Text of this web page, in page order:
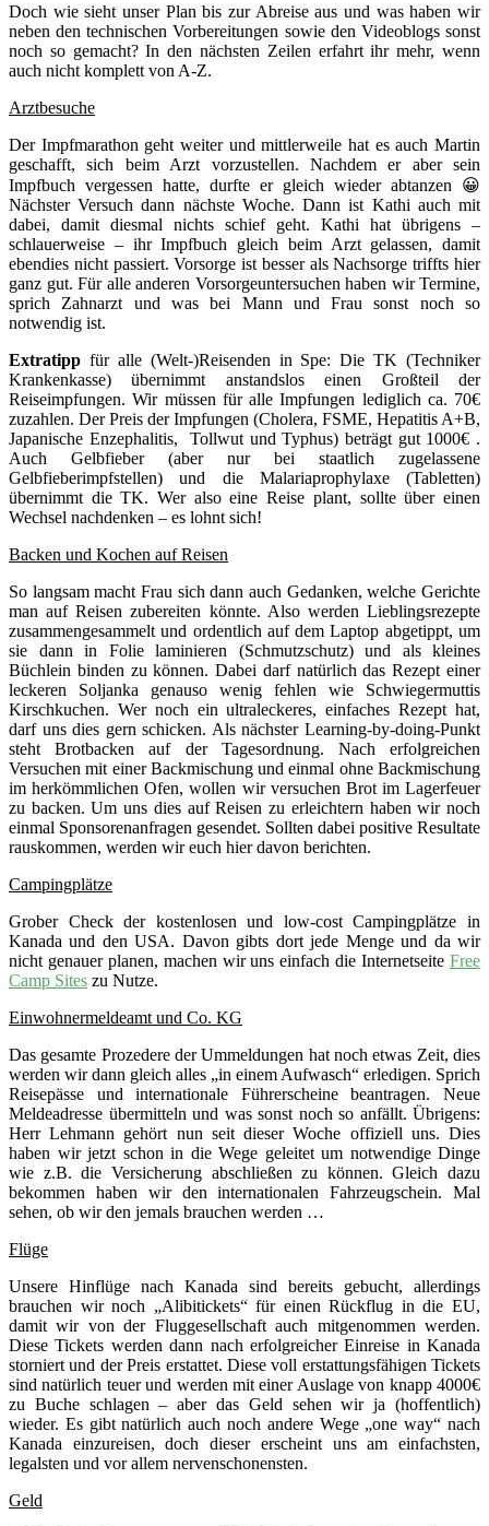
Doch wie sieht unser Plan bis zur Abreise aus und was haben wir
neben den technischen Vorbereitungen sowie den Videoblogs sonst
noch so gemacht? In den nächsten Zeilen erfahrt ihr mehr, wenn
auch nicht komplett von A-Z.
Arztbesuche
Der Impfmarathon geht weiter und mittlerweile hat es auch Martin
geschafft, sich beim Arzt vorzustellen. Nachdem er aber sein
Impfbuch vergessen hatte, durfte er gleich wieder abtanzen 😀
Nächster Versuch dann nächste Woche. Dann ist Kathi auch mit
dabei, damit diesmal nichts schief geht. Kathi hat übrigens –
schlauerweise – ihr Impfbuch gleich beim Arzt gelassen, damit
ebendies nicht passiert. Vorsorge ist besser als Nachsorge triffts hier
ganz gut. Für alle anderen Vorsorgeuntersuchen haben wir Termine,
sprich Zahnarzt und was bei Mann und Frau sonst noch so
notwendig ist.
Extratipp für alle (Welt-)Reisenden in Spe: Die TK (Techniker
Krankenkasse) übernimmt anstandslos einen Großteil der
Reiseimpfungen. Wir müssen für alle Impfungen lediglich ca. 70€
zuzahlen. Der Preis der Impfungen (Cholera, FSME, Hepatitis A+B,
Japanische Enzephalitis, Tollwut und Typhus) beträgt gut 1000€ .
Auch Gelbfieber (aber nur bei staatlich zugelassene
Gelbfieberimpfstellen) und die Malariaprophylaxe (Tabletten)
übernimmt die TK. Wer also eine Reise plant, sollte über einen
Wechsel nachdenken – es lohnt sich!
Backen und Kochen auf Reisen
So langsam macht Frau sich dann auch Gedanken, welche Gerichte
man auf Reisen zubereiten könnte. Also werden Lieblingsrezepte
zusammengesammelt und ordentlich auf dem Laptop abgetippt, um
sie dann in Folie laminieren (Schmutzschutz) und als kleines
Büchlein binden zu können. Dabei darf natürlich das Rezept einer
leckeren Soljanka genauso wenig fehlen wie Schwiegermuttis
Kirschkuchen. Wer noch ein ultraleckeres, einfaches Rezept hat,
darf uns dies gern schicken. Als nächster Learning-by-doing-Punkt
steht Brotbacken auf der Tagesordnung. Nach erfolgreichen
Versuchen mit einer Backmischung und einmal ohne Backmischung
im herkömmlichen Ofen, wollen wir versuchen Brot im Lagerfeuer
zu backen. Um uns dies auf Reisen zu erleichtern haben wir noch
einmal Sponsorenanfragen gesendet. Sollten dabei positive Resultate
rauskommen, werden wir euch hier davon berichten.
Campingplätze
Grober Check der kostenlosen und low-cost Campingplätze in
Kanada und den USA. Davon gibts dort jede Menge und da wir
nicht genauer planen, machen wir uns einfach die Internetseite Free
Camp Sites zu Nutze.
Einwohnermeldeamt und Co. KG
Das gesamte Prozedere der Ummeldungen hat noch etwas Zeit, dies
werden wir dann gleich alles „in einem Aufwasch“ erledigen. Sprich
Reisepässe und internationale Führerscheine beantragen. Neue
Meldeadresse übermitteln und was sonst noch so anfällt. Übrigens:
Herr Lehmann gehört nun seit dieser Woche offiziell uns. Dies
haben wir jetzt schon in die Wege geleitet um notwendige Dinge
wie z.B. die Versicherung abschließen zu können. Gleich dazu
bekommen haben wir den internationalen Fahrzeugschein. Mal
sehen, ob wir den jemals brauchen werden …
Flüge
Unsere Hinflüge nach Kanada sind bereits gebucht, allerdings
brauchen wir noch „Alibitickets“ für einen Rückflug in die EU,
damit wir von der Fluggesellschaft auch mitgenommen werden.
Diese Tickets werden dann nach erfolgreicher Einreise in Kanada
storniert und der Preis erstattet. Diese voll erstattungsfähigen Tickets
sind natürlich teuer und werden mit einer Auslage von knapp 4000€
zu Buche schlagen – aber das Geld sehen wir ja (hoffentlich)
wieder. Es gibt natürlich auch noch andere Wege „one way“ nach
Kanada einzureisen, doch dieser erscheint uns am einfachsten,
legalsten und vor allem nervenschonensten.
Geld